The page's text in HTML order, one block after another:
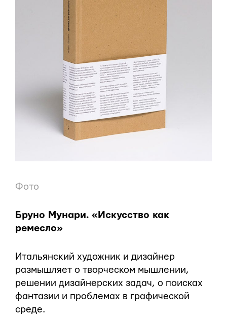
Фото
Бруно Мунари. «Искусство как
рeмесло»
Итальянский художник и дизайнер
размышляет о творческом мышлении,
решении дизайнерских задач, о поисках
фантазии и проблемах в графической
среде.